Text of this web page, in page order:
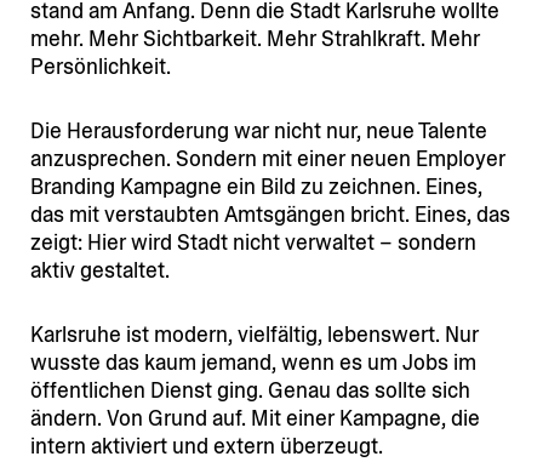
stand am Anfang. Denn die Stadt Karlsruhe wollte
mehr. Mehr Sicht­barkeit. Mehr Strahl­kraft. Mehr
Persönlichkeit.
Die Heraus­for­derung war nicht nur, neue Talente
anzusprechen. Sondern mit einer neuen Employer
Branding Kampagne ein Bild zu zeichnen. Eines,
das mit verstaubten Amtsgängen bricht. Eines, das
zeigt: Hier wird Stadt nicht verwaltet – sondern
aktiv gestaltet.
Karlsruhe ist modern, vielfältig, lebenswert. Nur
wusste das kaum jemand, wenn es um Jobs im
öffent­lichen Dienst ging. Genau das sollte sich
ändern. Von Grund auf. Mit einer Kampagne, die
intern aktiviert und extern überzeugt.